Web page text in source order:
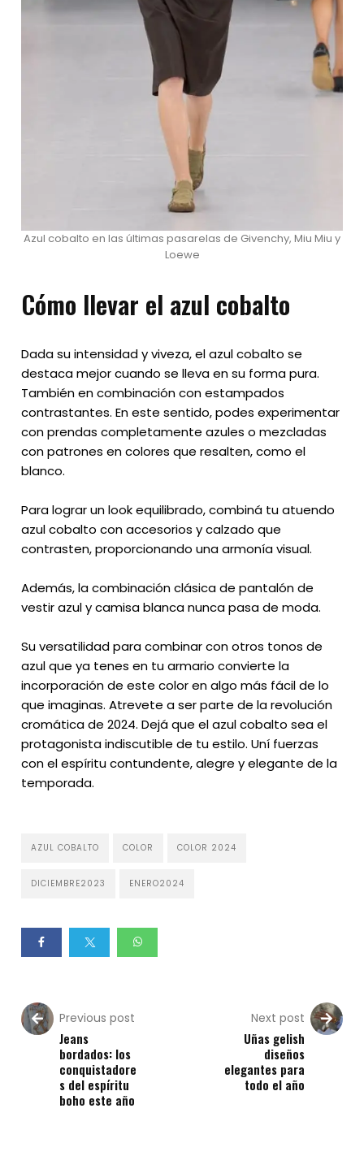
Azul cobalto en las últimas pasarelas de Givenchy, Miu Miu y
Loewe
Cómo llevar el azul cobalto
Dada su intensidad y viveza, el azul cobalto se
destaca mejor cuando se lleva en su forma pura.
También en combinación con estampados
contrastantes. En este sentido, podes experimentar
con prendas completamente azules o mezcladas
con patrones en colores que resalten, como el
blanco.
Para lograr un look equilibrado, combiná tu atuendo
azul cobalto con accesorios y calzado que
contrasten, proporcionando una armonía visual.
Además, la combinación clásica de pantalón de
vestir azul y camisa blanca nunca pasa de moda.
Su versatilidad para combinar con otros tonos de
azul que ya tenes en tu armario convierte la
incorporación de este color en algo más fácil de lo
que imaginas. Atrevete a ser parte de la revolución
cromática de 2024. Dejá que el azul cobalto sea el
protagonista indiscutible de tu estilo. Uní fuerzas
con el espíritu contundente, alegre y elegante de la
temporada.
AZUL COBALTO COLOR COLOR 2024
DICIEMBRE2023 ENERO2024
Previous post
Jeans
bordados: los
conquistadore
s del espíritu
boho este año
Next post
Uñas gelish
diseños
elegantes para
todo el año